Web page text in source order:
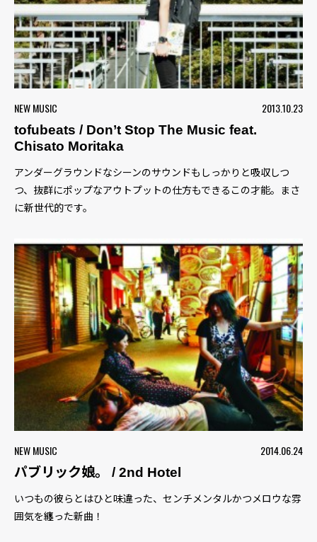
NEW MUSIC
2013.10.23
tofubeats / Don’t Stop The Music feat.
Chisato Moritaka
アンダーグラウンドなシーンのサウンドもしっかりと吸収しつ
つ、抜群にポップなアウトプットの仕方もできるこの才能。まさ
に新世代的です。
NEW MUSIC
2014.06.24
パブリック娘。 / 2nd Hotel
いつもの彼らとはひと味違った、センチメンタルかつメロウな雰
囲気を纏った新曲！